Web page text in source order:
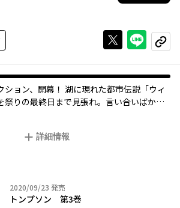
Xで投稿する
ライン
コピー
ョン、開幕！ 湖に現れた都市伝説「ウィ
りの最終日まで見張れ――。言い合いばかり
詳細情報
2020/09/23 2020年09月23日
発売
トンプソン 第3巻